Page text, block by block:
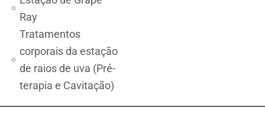
Ray
Tratamentos
corporais da estação
de raios de uva (Pré-
terapia e Cavitação)